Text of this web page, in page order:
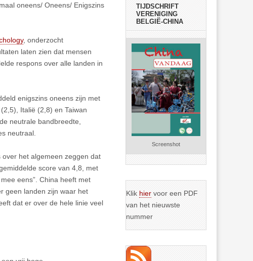
oneens/ Oneens/ Enigszins
, onderzocht
laten zien dat mensen
respons over alle landen in
enigszins oneens zijn met
Italië (2,8) en Taiwan
neutrale bandbreedte,
neutraal.
het algemeen zeggen dat
score van 4,8, met
eens”. China heeft met
geen landen zijn waar het
dat er over de hele linie veel
TIJDSCHRIFT
VERENIGING
BELGIË-CHINA
Screenshot
Klik hier voor een PDF
van het nieuwste
nummer